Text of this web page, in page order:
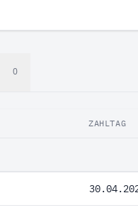
0
ZAHLTAG